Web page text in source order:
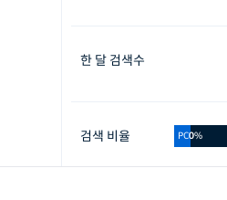
한 달 검색수
검색 비율 PC0%